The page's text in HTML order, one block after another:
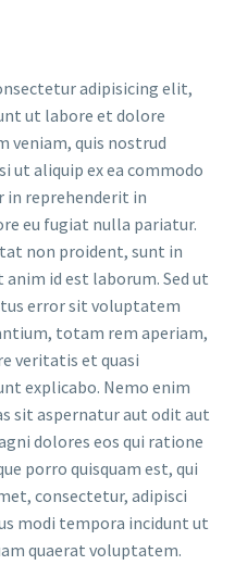
adipisicing elit,
ut labore et dolore
veniam, quis nostrud
ut aliquip ex ea commodo
in reprehenderit in
eu fugiat nulla pariatur.
non proident, sunt in
id est laborum. Sed ut
error sit voluptatem
totam rem aperiam,
veritatis et quasi
explicabo. Nemo enim
sit aspernatur aut odit aut
dolores eos qui ratione
porro quisquam est, qui
consectetur, adipisci
modi tempora incidunt ut
quaerat voluptatem.